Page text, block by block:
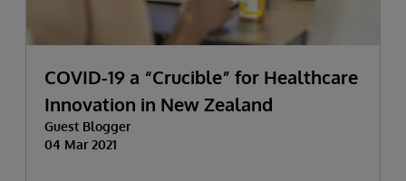
COVID-19 a “Crucible” for Healthcare
Innovation in New Zealand
Guest Blogger
04 Mar 2021